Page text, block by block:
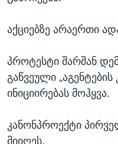
აქციებზე არაერთი
პროტესტი შარშან
გაწვეული
ინიციირებას მოჰყვა.
კანონპროექტი
მიიღეს.